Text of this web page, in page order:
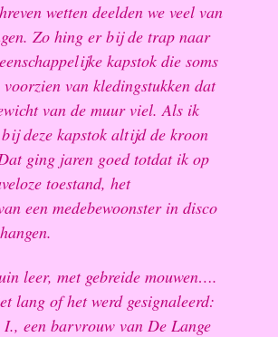
wetten deelden we veel van
Zo hing er bij de trap naar
kapstok die soms
van kledingstukken dat
van de muur viel. Als ik
deze kapstok altijd de kroon
ging jaren goed totdat ik op
toestand, het
een medebewoonster in disco
leer, met gebreide mouwen….
lang of het werd gesignaleerd:
een barvrouw van De Lange